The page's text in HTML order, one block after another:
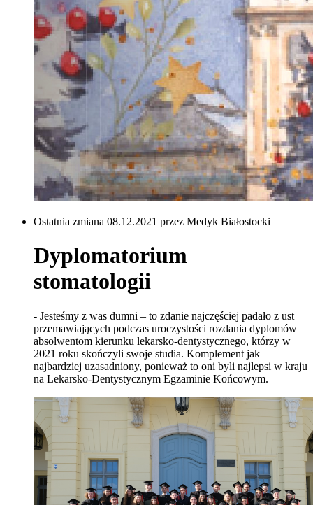
Ostatnia zmiana 08.12.2021 przez Medyk Białostocki
Dyplomatorium
stomatologii
- Jesteśmy z was dumni – to zdanie najczęściej padało z ust
przemawiających podczas uroczystości rozdania dyplomów
absolwentom kierunku lekarsko-dentystycznego, którzy w
2021 roku skończyli swoje studia. Komplement jak
najbardziej uzasadniony, ponieważ to oni byli najlepsi w kraju
na Lekarsko-Dentystycznym Egzaminie Końcowym.